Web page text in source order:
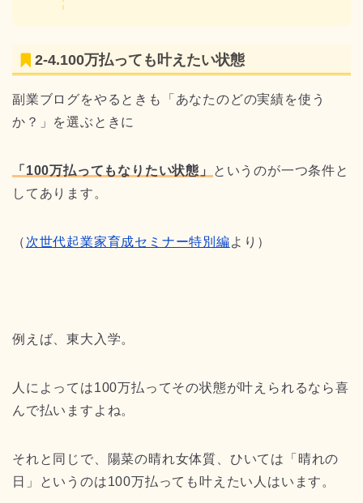
2-4.100万払っても叶えたい状態
副業ブログをやるときも「あなたのどの実績を使う
か？」を選ぶときに
「100万払ってもなりたい状態」
というのが一つ条件と
してあります。
（ 次世代起業家育成セミナー特別編より）
例えば、東大入学。
人によっては100万払ってその状態が叶えられるなら喜
んで払いますよね。
それと同じで、陽菜の晴れ女体質、ひいては「晴れの
日」というのは100万払っても叶えたい人はいます。